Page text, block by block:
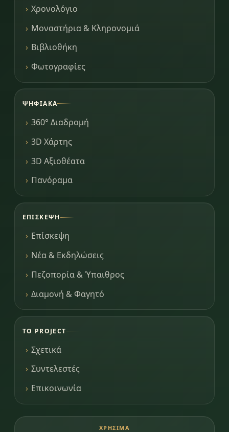
Χρονολόγιο
Μοναστήρια & Κληρονομιά
Βιβλιοθήκη
Φωτογραφίες
ΨΗΦΙΑΚΆ
360° Διαδρομή
3D Χάρτης
3D Αξιοθέατα
Πανόραμα
ΕΠΊΣΚΕΨΗ
Επίσκεψη
Νέα & Εκδηλώσεις
Πεζοπορία & Ύπαιθρος
Διαμονή & Φαγητό
ΤΟ PROJECT
Σχετικά
Συντελεστές
Επικοινωνία
ΧΡΉΣΙΜΑ